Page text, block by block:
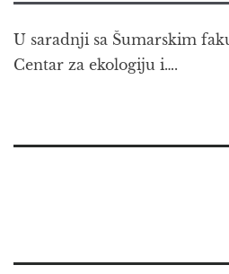
U saradnji sa Šumarskim
Centar za ekologiju i….